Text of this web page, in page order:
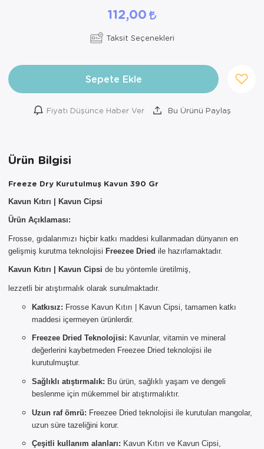
112,00
Taksit Seçenekleri
Sepete Ekle
Fiyatı Düşünce Haber Ver Bu Ürünü Paylaş
Ürün Bilgisi
Freeze Dry Kurutulmuş Kavun 390 Gr
Kavun Kıtırı | Kavun Cipsi
Ürün Açıklaması:
Frosse, gıdalarımızı hiçbir katkı maddesi kullanmadan dünyanın en
gelişmiş kurutma teknolojisi Freezee Dried ile hazırlamaktadır.
Kavun Kıtırı | Kavun Cipsi de bu yöntemle üretilmiş,
lezzetli bir atıştırmalık olarak sunulmaktadır.
Katkısız: Frosse Kavun Kıtırı | Kavun Cipsi, tamamen katkı
maddesi içermeyen ürünlerdir.
Freezee Dried Teknolojisi: Kavunlar, vitamin ve mineral
değerlerini kaybetmeden Freezee Dried teknolojisi ile
kurutulmuştur.
Sağlıklı atıştırmalık: Bu ürün, sağlıklı yaşam ve dengeli
beslenme için mükemmel bir atıştırmalıktır.
Uzun raf ömrü: Freezee Dried teknolojisi ile kurutulan mangolar,
uzun süre tazeliğini korur.
Çeşitli kullanım alanları: Kavun Kıtırı ve Kavun Cipsi,
AYNI GÜN
TESLİMAT
ÜRÜNLERİ
Sepetinizde AYNI GÜN TESLİMAT
ürünü bulunduğu için AYNI GÜN
TESLİMAT kargo seçeneği dışında
seçemezsiniz. NOT: AYNI GÜN
TESLİMAT hizmeti sadece İSTANBUL
geçerlidir.